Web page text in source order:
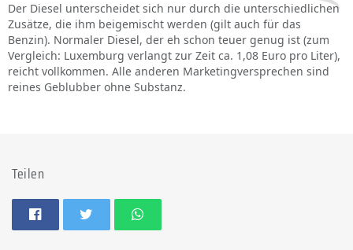
Der Diesel unterscheidet sich nur durch die unterschiedlichen
Zusätze, die ihm beigemischt werden (gilt auch für das
Benzin). Normaler Diesel, der eh schon teuer genug ist (zum
Vergleich: Luxemburg verlangt zur Zeit ca. 1,08 Euro pro Liter),
reicht vollkommen. Alle anderen Marketingversprechen sind
reines Geblubber ohne Substanz.
Teilen